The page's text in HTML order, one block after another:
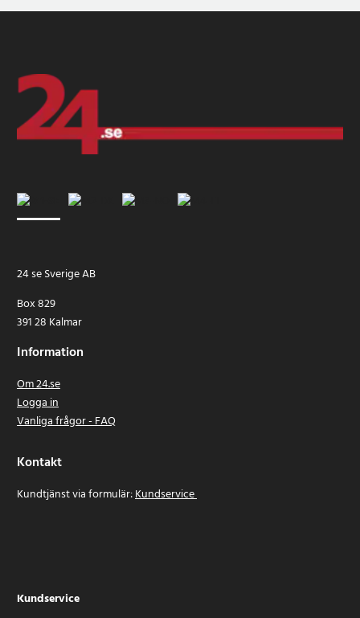
24 se Sverige AB
Box 829
391 28 Kalmar
Information
Om 24.se
Logga in
Vanliga frågor - FAQ
Kontakt
Kundtjänst via formulär:Kundservice
Kundservice